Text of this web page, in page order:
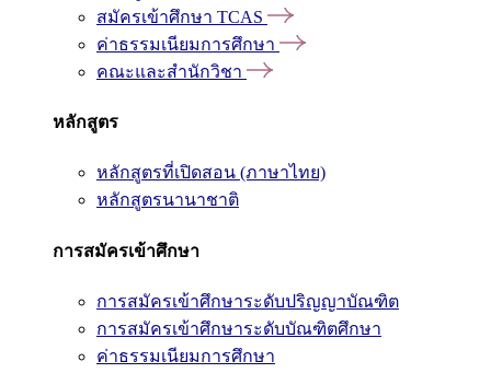
สมัครเข้าศึกษา TCAS
ค่าธรรมเนียมการศึกษา
คณะและสำนักวิชา
หลักสูตร
หลักสูตรที่เปิดสอน (ภาษาไทย)
หลักสูตรนานาชาติ
การสมัครเข้าศึกษา
การสมัครเข้าศึกษาระดับปริญญาบัณฑิต
การสมัครเข้าศึกษาระดับบัณฑิตศึกษา
ค่าธรรมเนียมการศึกษา